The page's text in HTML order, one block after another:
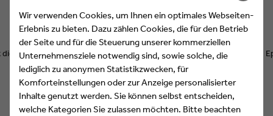
bis heute umfassendste Erforschung des Grafikdesigns durch die
Wir verwenden Cookies, um Ihnen ein optimales Webseiten-
Erlebnis zu bieten. Dazu zählen Cookies, die für den Betrieb
der Seite und für die Steuerung unserer kommerziellen
Unternehmensziele notwendig sind, sowie solche, die
lediglich zu anonymen Statistikzwecken, für
Komforteinstellungen oder zur Anzeige personalisierter
Inhalte genutzt werden. Sie können selbst entscheiden,
welche Kategorien Sie zulassen möchten. Bitte beachten